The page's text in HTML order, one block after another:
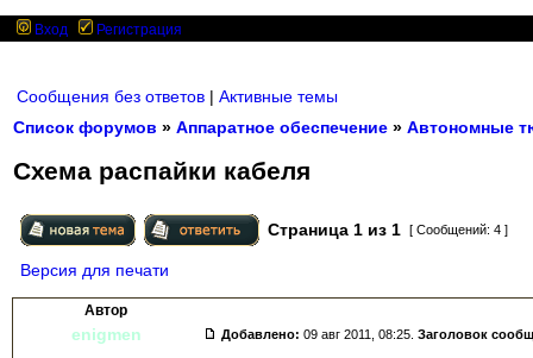
Вход Регистрация
Сообщения без ответов | Активные темы
Список форумов » Аппаратное обеспечение » Автономные
Схема распайки кабеля
Страница 1 из 1 [ Сообщений: 4 ]
Версия для печати
Автор
enigmen Добавлено: 09 авг 2011, 08:25. Заголовок